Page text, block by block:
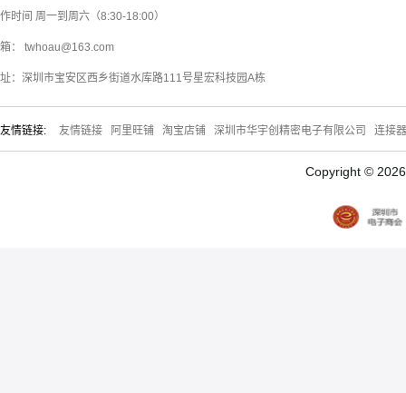
时间 周一到周六（8:30-18:00）
： twhoau@163.com
：深圳市宝安区西乡街道水库路111号星宏科技园A栋
友情链接: 友情链接 阿里旺铺 淘宝店铺 深圳市华宇创精密电子有限公司 连接
Copyright ©